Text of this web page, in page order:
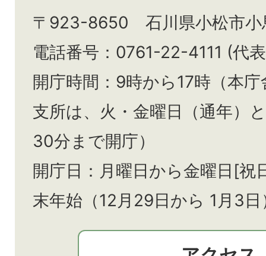
〒923-8650 石川県小松市小
電話番号：0761-22-4111 (代
開庁時間：9時から17時（本
支所は、火・金曜日（通年）と
30分まで開庁）
開庁日：月曜日から金曜日[祝
末年始（12月29日から 1月3